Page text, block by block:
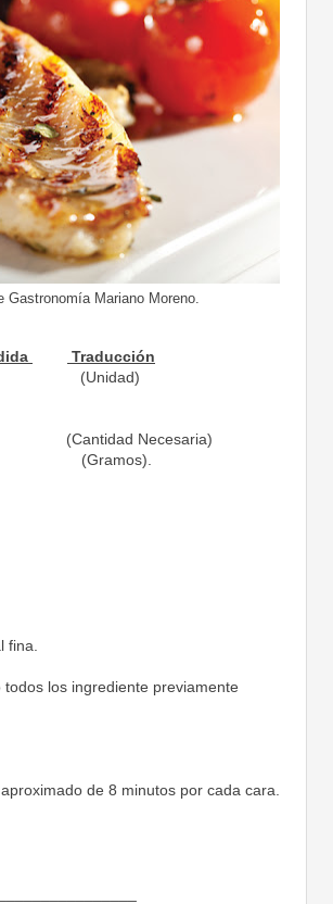
Gastronomía Mariano Moreno.
Traducción
(Cantidad Necesaria)
fina.
los ingrediente previamente
de 8 minutos por cada cara.